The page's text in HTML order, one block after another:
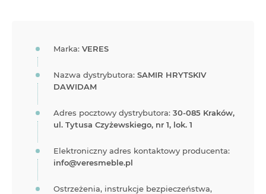
Marka: VERES
Nazwa dystrybutora: SAMIR HRYTSKIV
DAWIDAM
Adres pocztowy dystrybutora: 30-085 Kraków,
ul. Tytusa Czyżewskiego, nr 1, lok. 1
Elektroniczny adres kontaktowy producenta:
info@veresmeble.pl
Ostrzeżenia, instrukcje bezpieczeństwa,